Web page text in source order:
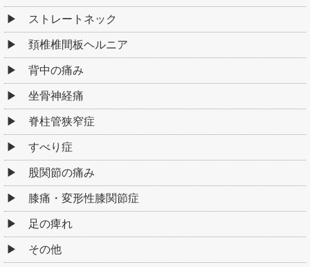
ストレートネック
頚椎椎間板ヘルニア
背中の痛み
坐骨神経痛
脊柱管狭窄症
すべり症
股関節の痛み
膝痛・変形性膝関節症
足の痺れ
その他